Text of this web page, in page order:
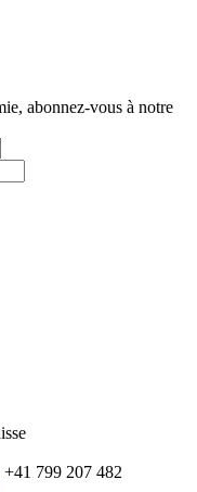
abonnez-vous à notre
799 207 482